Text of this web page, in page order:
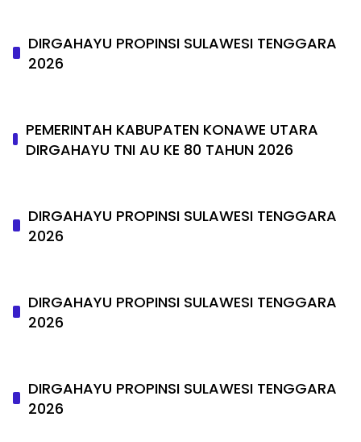
DIRGAHAYU PROPINSI SULAWESI TENGGARA
2026
PEMERINTAH KABUPATEN KONAWE UTARA
DIRGAHAYU TNI AU KE 80 TAHUN 2026
DIRGAHAYU PROPINSI SULAWESI TENGGARA
2026
DIRGAHAYU PROPINSI SULAWESI TENGGARA
2026
DIRGAHAYU PROPINSI SULAWESI TENGGARA
2026